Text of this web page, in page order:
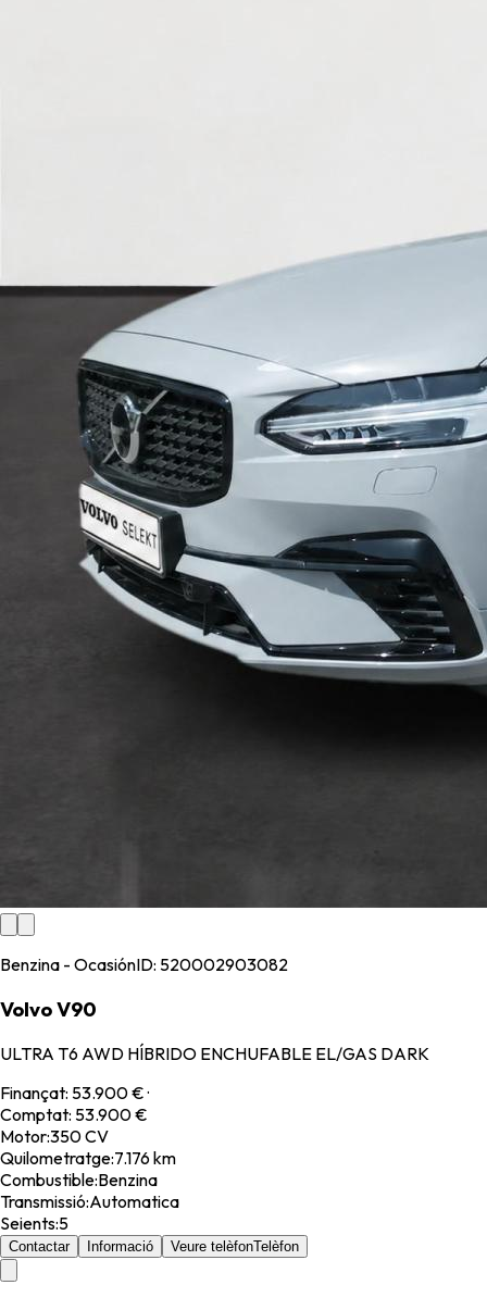
Benzina - OcasiónID: 520002903082
Volvo V90
ULTRA T6 AWD HÍBRIDO ENCHUFABLE EL/GAS DARK
Finançat: 53.900 €·
Comptat: 53.900 €
Motor:350 CV
Quilometratge:7.176 km
Combustible:Benzina
Transmissió:Automatica
Seients:5
Contactar Informació Veure telèfonTelèfon